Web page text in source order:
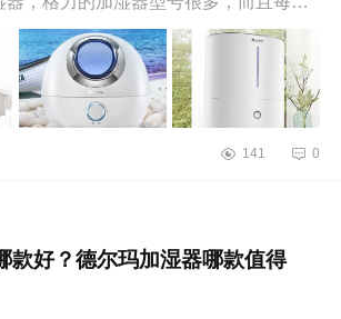
...
141 0
款好？德尔玛加湿器哪款值得